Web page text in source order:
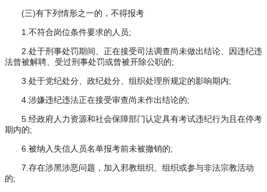
(三)有下列情形之一的，不得报考
1.不符合岗位条件要求的人员;
2.处于刑事处罚期间、正在接受司法调查尚未做出结论、因违纪违
法曾被解聘、受过刑事处罚或曾被开除公职的;
3.处于党纪处分、政纪处分、组织处理所规定的影响期内;
4.涉嫌违纪违法正在接受审查尚未作出结论的;
5.经政府人力资源和社会保障部门认定具有考试违纪行为且在停考
期内的;
6.被纳入失信人员名单报考前未被撤销的;
7.存在涉黑涉恶问题，加入邪教组织、组织或参与非法宗教活动
的;